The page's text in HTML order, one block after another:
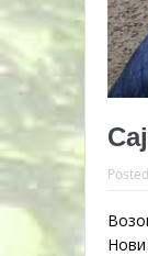
Нови